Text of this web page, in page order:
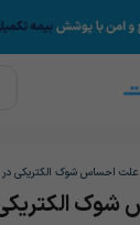
علت احساس شوک الکتریکی در